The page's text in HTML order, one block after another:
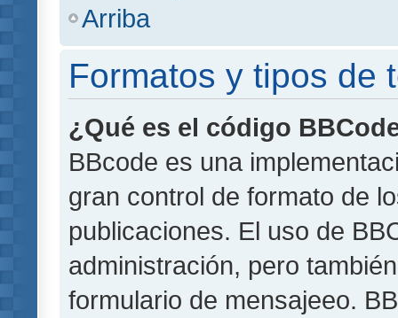
Arriba
Formatos y tipos de
¿Qué es el código
BBcode es una
gran control de formato de
publicaciones. El uso de
administración, pero
formulario de mensajeeo.